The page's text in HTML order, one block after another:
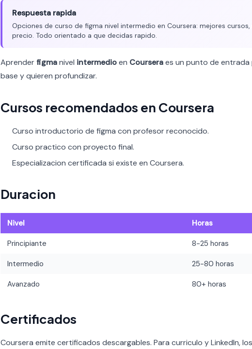
Respuesta rapida
Opciones de curso de figma nivel intermedio en Coursera: mejores
precio. Todo orientado a que decidas rapido.
Aprenderfigmanivel intermedioen Courseraes un punto de entrada
base y quieren profundizar.
Cursos recomendados en Coursera
Curso introductorio de figma con profesor reconocido.
Curso practico con proyecto final.
Especializacion certificada si existe en Coursera.
Duracion
Nivel Horas
Principiante 8-25 horas
Intermedio 25-80 horas
Avanzado 80+ horas
Certificados
Coursera emite certificados descargables. Para curriculo y LinkedIn,